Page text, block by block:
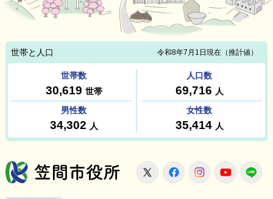
笠間市役所
X FacebookInstagram